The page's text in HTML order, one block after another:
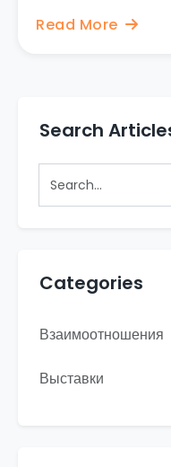
Read More
Search
Categories
Взаимоотношения
Выставки